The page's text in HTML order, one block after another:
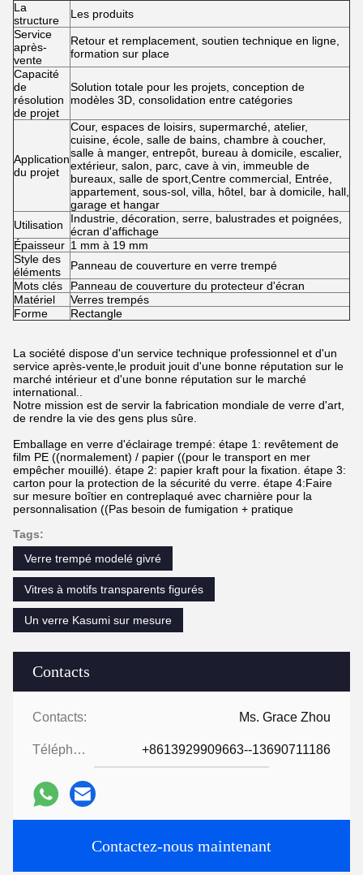
Contacts
Contacts: Ms. Grace Zhou
Téléphone: +8613929909663--13690711186
Contactez-nous maintenant
La
structure
Les produits
Service
après-
vente
Retour et remplacement, soutien technique en ligne,
formation sur place
Capacité
de
résolution
de projet
Solution totale pour les projets, conception de
modèles 3D, consolidation entre catégories
Application
du projet
Cour, espaces de loisirs, supermarché, atelier,
cuisine, école, salle de bains, chambre à coucher,
salle à manger, entrepôt, bureau à domicile, escalier,
extérieur, salon, parc, cave à vin, immeuble de
bureaux, salle de sport,Centre commercial, Entrée,
appartement, sous-sol, villa, hôtel, bar à domicile, hall,
garage et hangar
Utilisation
Industrie, décoration, serre, balustrades et poignées,
écran d'affichage
Épaisseur 1 mm à 19 mm
Style des
éléments
Panneau de couverture en verre trempé
Mots clés
Panneau de couverture du protecteur d'écran
Matériel
Verres trempés
Forme
Rectangle
La société dispose d'un service technique professionnel et d'un
service après-vente,le produit jouit d'une bonne réputation sur le
marché intérieur et d'une bonne réputation sur le marché
international..
Notre mission est de servir la fabrication mondiale de verre d'art,
de rendre la vie des gens plus sûre.
Emballage en verre d'éclairage trempé: étape 1: revêtement de
film PE ((normalement) / papier ((pour le transport en mer
empêcher mouillé). étape 2: papier kraft pour la fixation. étape 3:
carton pour la protection de la sécurité du verre. étape 4:Faire
sur mesure boîtier en contreplaqué avec charnière pour la
personnalisation ((Pas besoin de fumigation + pratique
Tags:
Verre trempé modelé givré
Vitres à motifs transparents figurés
Un verre Kasumi sur mesure